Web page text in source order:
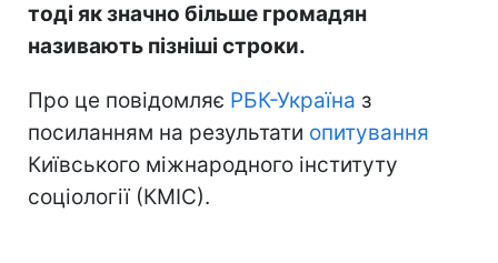
тоді як значно більше громадян
називають пізніші строки.
Про це повідомляє РБК-Україна з
посиланням на результати опитування
Київського міжнародного інституту
соціології (КМІС).